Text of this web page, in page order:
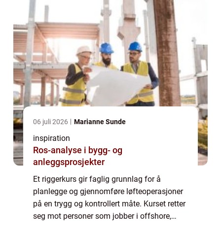
06 juli 2026 Marianne Sunde
inspiration
Ros-analyse i bygg- og
anleggsprosjekter
Et riggerkurs gir faglig grunnlag for å
planlegge og gjennomføre løfteoperasjoner
på en trygg og kontrollert måte. Kurset retter
seg mot personer som jobber i offshore,